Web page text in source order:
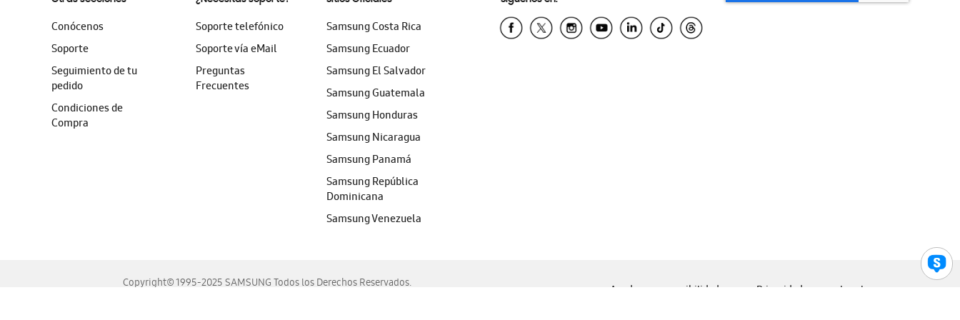
Conócenos
Soporte
Seguimiento de tu
pedido
Condiciones de
Compra
Soporte telefónico
Soporte vía eMail
Preguntas
Frecuentes
Samsung Costa Rica
Samsung Ecuador
Samsung El Salvador
Samsung Guatemala
Samsung Honduras
Samsung Nicaragua
Samsung Panamá
Samsung República
Dominicana
Samsung Venezuela
Copyright© 1995-2025 SAMSUNG Todos los Derechos Reservados.
Ayuda para accesibilidad Privacidad Legal